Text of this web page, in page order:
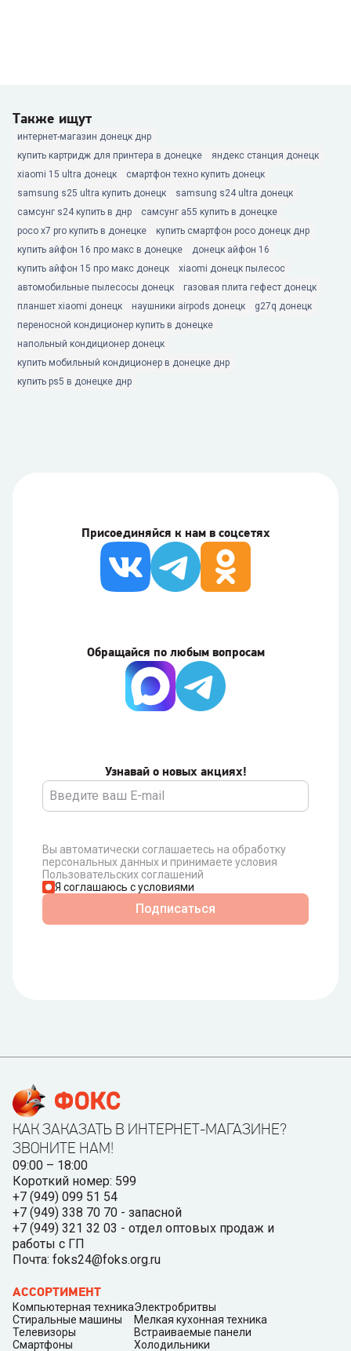
Также ищут
интернет-магазин донецк днр
купить картридж для принтера в донецке
яндекс станция донецк
xiaomi 15 ultra донецк
смартфон техно купить донецк
samsung s25 ultra купить донецк
samsung s24 ultra донецк
самсунг s24 купить в днр
самсунг а55 купить в донецке
poco x7 pro купить в донецке
купить смартфон poco донецк днр
купить айфон 16 про макс в донецке
донецк айфон 16
купить айфон 15 про макс донецк
xiaomi донецк пылесос
автомобильные пылесосы донецк
газовая плита гефест донецк
планшет xiaomi донецк
наушники airpods донецк
g27q донецк
переносной кондиционер купить в донецке
напольный кондиционер донецк
купить мобильный кондиционер в донецке днр
купить ps5 в донецке днр
Присоединяйся к нам в соцсетях
Узнавай о новых акциях!
Вы автоматически соглашаетесь на обработку
персональных данных и принимаете условия
Пользовательских соглашений
Я соглашаюсь с условиями
Подписаться
Обращайся по любым вопросам
КАК ЗАКАЗАТЬ В ИНТЕРНЕТ-МАГАЗИНЕ?
ЗВОНИТЕ НАМ!
09:00 – 18:00
Короткий номер: 599
+7 (949) 099 51 54
+7 (949) 338 70 70 - запасной
+7 (949) 321 32 03 - отдел оптовых продаж и
работы с ГП
Почта: foks24@foks.org.ru
АССОРТИМЕНТ
Компьютерная техника
Стиральные машины
Телевизоры
Смартфоны
Электробритвы
Мелкая кухонная техника
Встраиваемые панели
Холодильники